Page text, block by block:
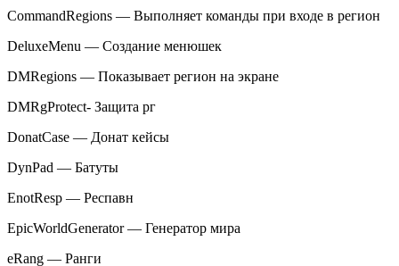
CommandRegions — Выполняет команды при входе в регион
DeluxeMenu — Создание менюшек
DMRegions — Показывает регион на экране
DMRgProtect- Защита рг
DonatCase — Донат кейсы
DynPad — Батуты
EnotResp — Респавн
EpicWorldGenerator — Генератор мира
eRang — Ранги